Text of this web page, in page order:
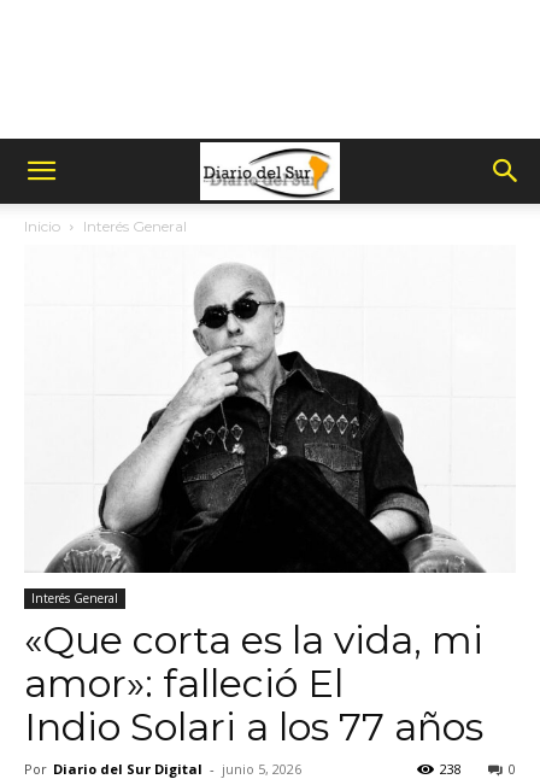
Inicio Interés General
Interés General
«Que corta es la vida, mi
amor»: falleció El
Indio Solari a los 77 años
Por Diario del Sur Digital - junio 5, 2026 0
238